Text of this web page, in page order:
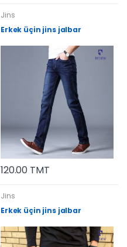
Jins
Erkek üçin jins jalbar
120.00 TMT
Jins
Erkek üçin jins jalbar